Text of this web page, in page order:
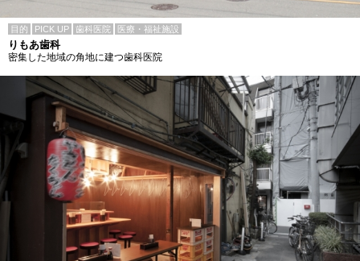
目的 PICK UP 歯科医院 医療・福祉施設
りもあ歯科
密集した地域の角地に建つ歯科医院